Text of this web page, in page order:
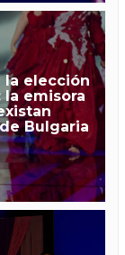
la elección
la emisora
Bulgaria